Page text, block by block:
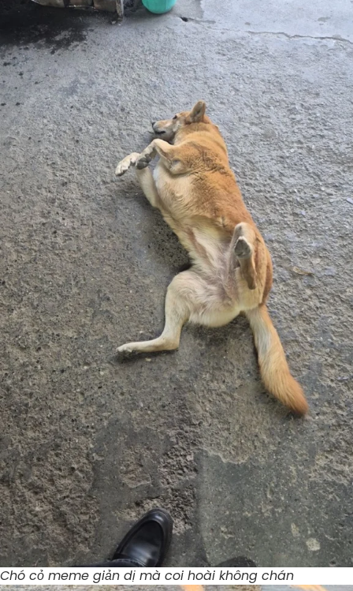
Chó cỏ meme giản dị mà coi hoài không chán